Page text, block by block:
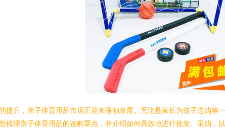
提升，亲子体育用品市场正迎来蓬勃发展。无论是家长为孩子选购
理亲子体育用品的选购要点，并介绍如何高效地进行批发、采购，